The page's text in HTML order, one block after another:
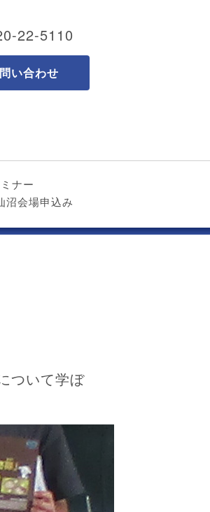
22-5110
い合わせ
ナー
沼会場申込み
ついて学ぼ